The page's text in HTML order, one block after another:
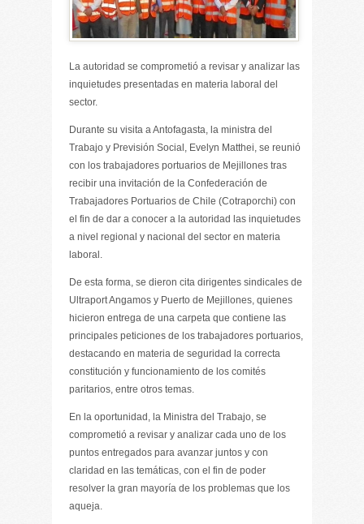
La autoridad se comprometió a revisar y analizar las
inquietudes presentadas en materia laboral del
sector.
Durante su visita a Antofagasta, la ministra del
Trabajo y Previsión Social, Evelyn Matthei, se reunió
con los trabajadores portuarios de Mejillones tras
recibir una invitación de la Confederación de
Trabajadores Portuarios de Chile (Cotraporchi) con
el fin de dar a conocer a la autoridad las inquietudes
a nivel regional y nacional del sector en materia
laboral.
De esta forma, se dieron cita dirigentes sindicales de
Ultraport Angamos y Puerto de Mejillones, quienes
hicieron entrega de una carpeta que contiene las
principales peticiones de los trabajadores portuarios,
destacando en materia de seguridad la correcta
constitución y funcionamiento de los comités
paritarios, entre otros temas.
En la oportunidad, la Ministra del Trabajo, se
comprometió a revisar y analizar cada uno de los
puntos entregados para avanzar juntos y con
claridad en las temáticas, con el fin de poder
resolver la gran mayoría de los problemas que los
aqueja.